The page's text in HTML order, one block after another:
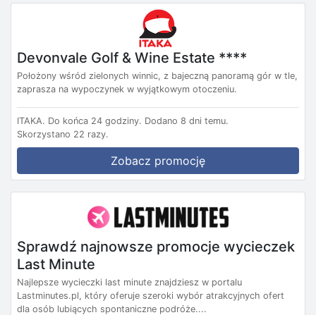
Devonvale Golf & Wine Estate ****
Położony wśród zielonych winnic, z bajeczną panoramą gór w tle,
zaprasza na wypoczynek w wyjątkowym otoczeniu.
ITAKA. Do końca 24 godziny. Dodano 8 dni temu.
Skorzystano 22 razy.
Zobacz promocję
Sprawdź najnowsze promocje wycieczek
Last Minute
Najlepsze wycieczki last minute znajdziesz w portalu
Lastminutes.pl, który oferuje szeroki wybór atrakcyjnych ofert
dla osób lubiących spontaniczne podróże....